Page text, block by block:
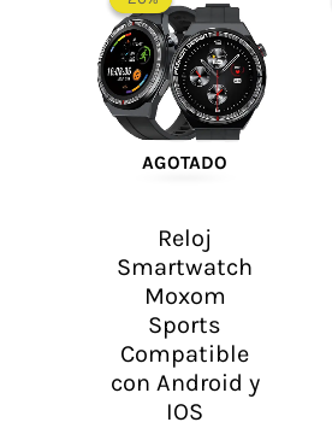
AGOTADO
Reloj
Smartwatch
Moxom
Sports
Compatible
con Android y
IOS
original
era:
$ 185.000.
actual
es:
$ 148.000.